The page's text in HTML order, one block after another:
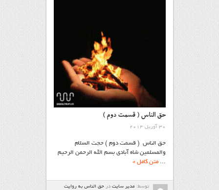
حق الناس ( قسمت دوم )
30 آوریل 2014
حق الناس ( قسمت دوم ) حجت السلام
والمسلمین شاه آبادی بسم الله الرحمن الرحيم
...متن کامل »
توسط: مدیر سایتدرحق الناس به روایت